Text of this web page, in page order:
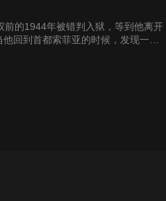
前的1944年被错判入狱，等到他离开
回到首都索菲亚的时候，发现一切